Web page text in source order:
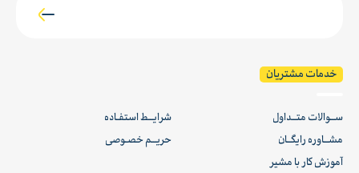
خدمات مشتریان
ســوالات متــداول
مشــاوره رایگــان
آموزش کار با مشیر
شرایــط استفـاده
حریــم خصـوصی